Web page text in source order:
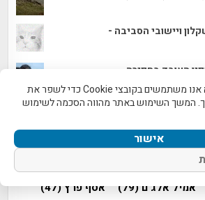
ויישובי הסביבה -
העובד בחפירה
טבעת שחשף באתר. צילום:
בירושלים(111)
אמיל אלג'ם(79) אסף פרץ(47)
אנו משתמשים בקובצי Cookie כדי לשפר את
המשך השימוש באתר מהווה הסכמה לשימוש
אישור